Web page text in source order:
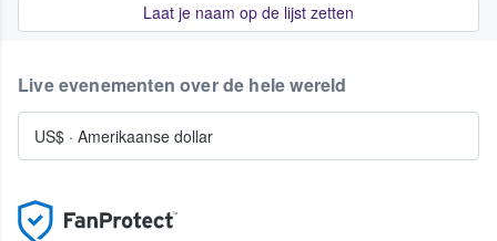
Laat je naam op de lijst zetten
Live evenementen over de hele wereld
US$ · Amerikaanse dollar